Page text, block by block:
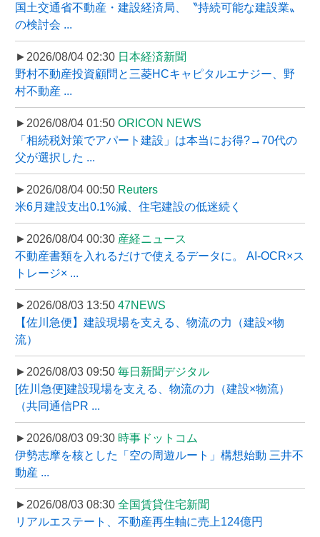
国土交通省不動産・建設経済局、〝持続可能な建設業〟
の検討会 ...
►2026/08/04 02:30 日本経済新聞
野村不動産投資顧問と三菱HCキャピタルエナジー、野
村不動産 ...
►2026/08/04 01:50 ORICON NEWS
「相続税対策でアパート建設」は本当にお得?→70代の
父が選択した ...
►2026/08/04 00:50 Reuters
米6月建設支出0.1%減、住宅建設の低迷続く
►2026/08/04 00:30 産経ニュース
不動産書類を入れるだけで使えるデータに。 AI-OCR×ス
トレージ× ...
►2026/08/03 13:50 47NEWS
【佐川急便】建設現場を支える、物流の力（建設×物
流）
►2026/08/03 09:50 毎日新聞デジタル
[佐川急便]建設現場を支える、物流の力（建設×物流）
（共同通信PR ...
►2026/08/03 09:30 時事ドットコム
伊勢志摩を核とした「空の周遊ルート」構想始動 三井不
動産 ...
►2026/08/03 08:30 全国賃貸住宅新聞
リアルエステート、不動産再生軸に売上124億円